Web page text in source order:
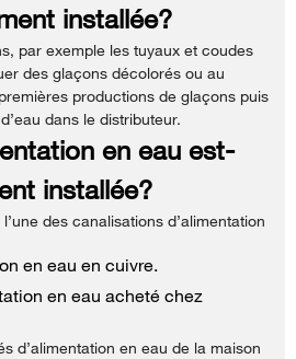
installée?
par exemple les tuyaux et coudes
des glaçons décolorés ou au
productions de glaçons puis
dans le distributeur.
en eau est-
installée?
des canalisations d’alimentation
en eau en cuivre.
en eau acheté chez
d’alimentation en eau de la maison